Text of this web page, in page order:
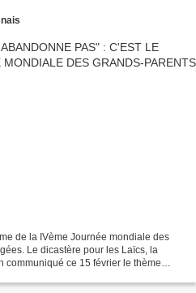
de la IVème Journée mondiale des
Le dicastère pour les Laïcs, la
communiqué ce 15 février le thème